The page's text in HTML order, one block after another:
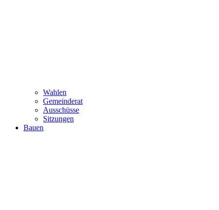
Wahlen
Gemeinderat
Ausschüsse
Sitzungen
Bauen